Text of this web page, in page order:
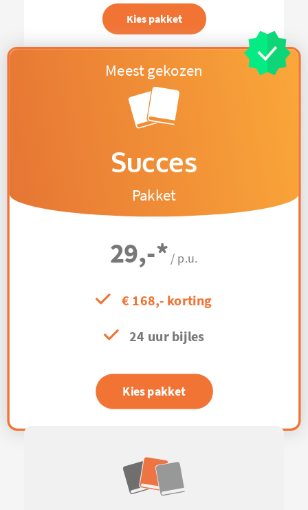
Kies pakket
Succes
Pakket
29,-* / p.u.
€ 168,- korting
24 uur bijles
Kies pakket